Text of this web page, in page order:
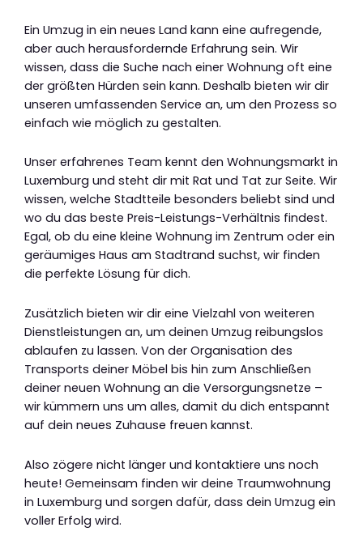
Ein Umzug in ein neues Land kann eine aufregende,
aber auch herausfordernde Erfahrung sein. Wir
wissen, dass die Suche nach einer Wohnung oft eine
der größten Hürden sein kann. Deshalb bieten wir dir
unseren umfassenden Service an, um den Prozess so
einfach wie möglich zu gestalten.
Unser erfahrenes Team kennt den Wohnungsmarkt in
Luxemburg und steht dir mit Rat und Tat zur Seite. Wir
wissen, welche Stadtteile besonders beliebt sind und
wo du das beste Preis-Leistungs-Verhältnis findest.
Egal, ob du eine kleine Wohnung im Zentrum oder ein
geräumiges Haus am Stadtrand suchst, wir finden
die perfekte Lösung für dich.
Zusätzlich bieten wir dir eine Vielzahl von weiteren
Dienstleistungen an, um deinen Umzug reibungslos
ablaufen zu lassen. Von der Organisation des
Transports deiner Möbel bis hin zum Anschließen
deiner neuen Wohnung an die Versorgungsnetze –
wir kümmern uns um alles, damit du dich entspannt
auf dein neues Zuhause freuen kannst.
Also zögere nicht länger und kontaktiere uns noch
heute! Gemeinsam finden wir deine Traumwohnung
in Luxemburg und sorgen dafür, dass dein Umzug ein
voller Erfolg wird.